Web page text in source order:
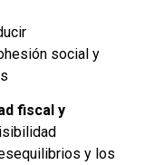
social y
fiscal y
y los